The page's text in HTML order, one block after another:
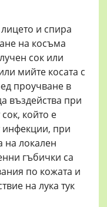
и спира
на косъма
сок или
мийте косата с
проучване в
въздейства при
който е
инфекции, при
на локален
гъбички са
по кожата и
на лука тук